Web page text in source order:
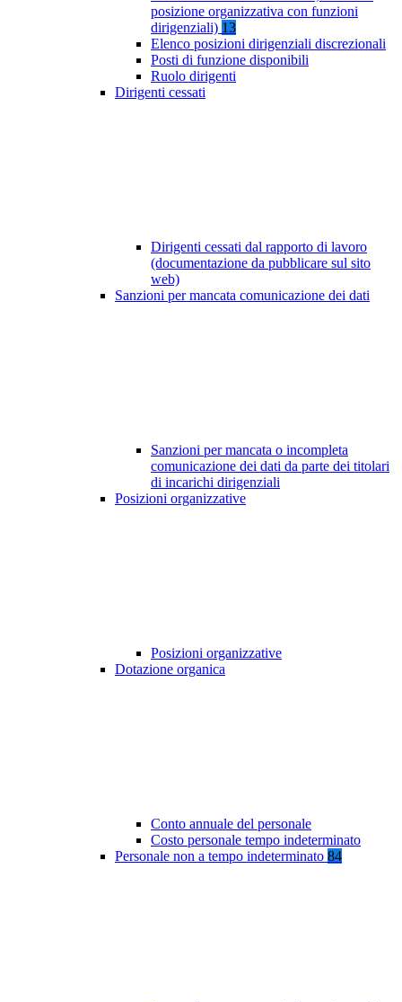
posizione organizzativa con funzioni
dirigenziali) 13
Elenco posizioni dirigenziali discrezionali
Posti di funzione disponibili
Ruolo dirigenti
Dirigenti cessati
Dirigenti cessati dal rapporto di lavoro
(documentazione da pubblicare sul sito
web)
Sanzioni per mancata comunicazione dei dati
Sanzioni per mancata o incompleta
comunicazione dei dati da parte dei titolari
di incarichi dirigenziali
Posizioni organizzative
Posizioni organizzative
Dotazione organica
Conto annuale del personale
Costo personale tempo indeterminato
Personale non a tempo indeterminato 84